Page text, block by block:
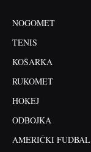
NOGOMET
TENIS
KOŠARKA
RUKOMET
HOKEJ
ODBOJKA
AMERIČKI FUDBAL